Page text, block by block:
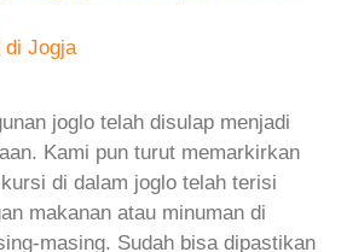
di Jogja
joglo telah disulap menjadi
Kami pun turut memarkirkan
di dalam joglo telah terisi
makanan atau minuman di
masing. Sudah bisa dipastikan